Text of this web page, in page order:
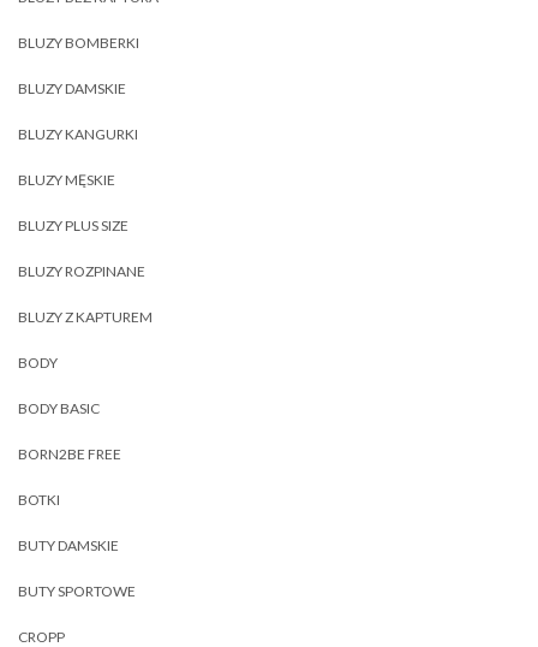
BLUZY BOMBERKI
BLUZY DAMSKIE
BLUZY KANGURKI
BLUZY MĘSKIE
BLUZY PLUS SIZE
BLUZY ROZPINANE
BLUZY Z KAPTUREM
BODY
BODY BASIC
BORN2BE FREE
BOTKI
BUTY DAMSKIE
BUTY SPORTOWE
CROPP